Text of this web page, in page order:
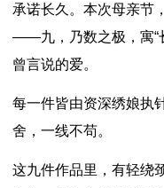
承诺长久。本次母亲节
——九，乃数之极，寓“
曾言说的爱。
每一件皆由资深绣娘执
舍，一线不苟。
这九件作品里，有轻绕